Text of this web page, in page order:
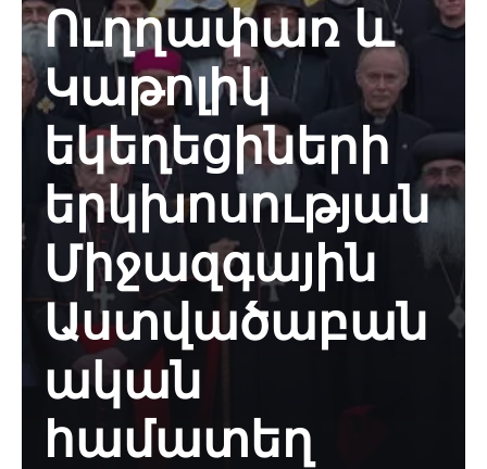
Ուղղափառ և
Կաթոլիկ
եկեղեցիների
երկխոսության
Միջազգային
Աստվածաբան
ական
համատեղ